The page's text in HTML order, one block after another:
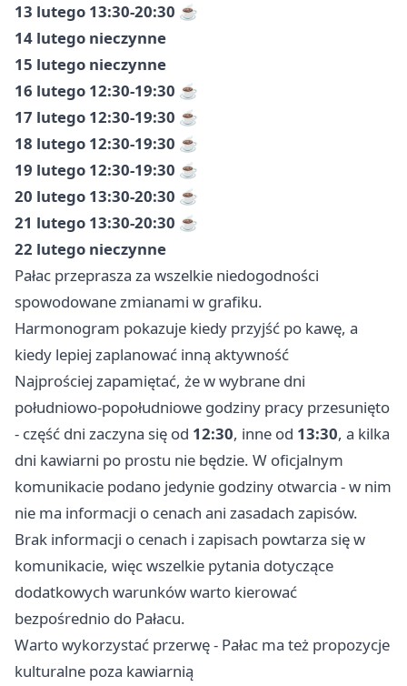
13 lutego 13:30-20:30 ☕️
14 lutego nieczynne
15 lutego nieczynne
16 lutego 12:30-19:30 ☕️
17 lutego 12:30-19:30 ☕️
18 lutego 12:30-19:30 ☕️
19 lutego 12:30-19:30 ☕️
20 lutego 13:30-20:30 ☕️
21 lutego 13:30-20:30 ☕️
22 lutego nieczynne
Pałac przeprasza za wszelkie niedogodności
spowodowane zmianami w grafiku.
Harmonogram pokazuje kiedy przyjść po kawę, a
kiedy lepiej zaplanować inną aktywność
Najprościej zapamiętać, że w wybrane dni
południowo-popołudniowe godziny pracy przesunięto
- część dni zaczyna się od 12:30, inne od 13:30, a kilka
dni kawiarni po prostu nie będzie. W oficjalnym
komunikacie podano jedynie godziny otwarcia - w nim
nie ma informacji o cenach ani zasadach zapisów.
Brak informacji o cenach i zapisach powtarza się w
komunikacie, więc wszelkie pytania dotyczące
dodatkowych warunków warto kierować
bezpośrednio do Pałacu.
Warto wykorzystać przerwę - Pałac ma też propozycje
kulturalne poza kawiarnią